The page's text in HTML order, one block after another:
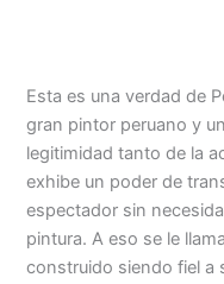
Esta es una verdad de
gran pintor peruano y
legitimidad tanto de la
exhibe un poder de
espectador sin
pintura. A eso se le
construido siendo fiel a